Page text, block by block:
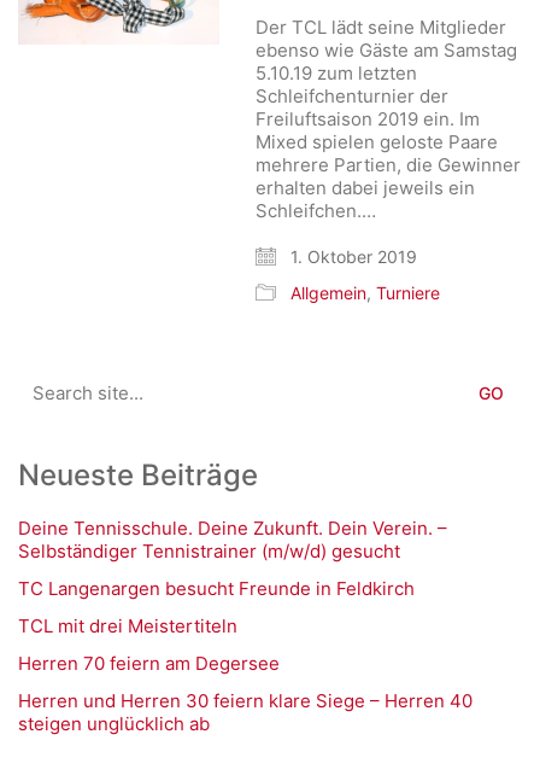
Der TCL lädt seine Mitglieder
ebenso wie Gäste am Samstag
5.10.19 zum letzten
Schleifchenturnier der
Freiluftsaison 2019 ein. Im
Mixed spielen geloste Paare
mehrere Partien, die Gewinner
erhalten dabei jeweils ein
Schleifchen.…
1. Oktober 2019
Allgemein,Turniere
for:
Neueste Beiträge
Deine Tennisschule. Deine Zukunft. Dein Verein. –
Selbständiger Tennistrainer (m/w/d) gesucht
TC Langenargen besucht Freunde in Feldkirch
TCL mit drei Meistertiteln
Herren 70 feiern am Degersee
Herren und Herren 30 feiern klare Siege – Herren 40
steigen unglücklich ab